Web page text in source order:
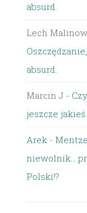
absurd.
Lech
absurd.
Marcin J -
jeszcze
Arek -
niewolnik…
Polski!?